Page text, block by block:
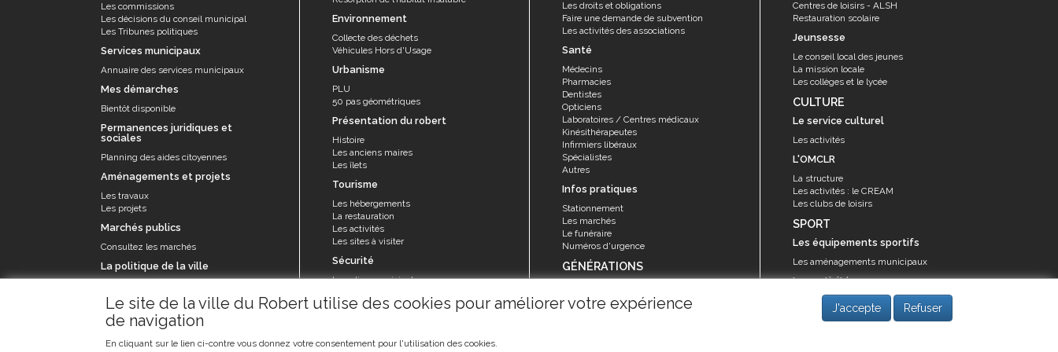
Le site de la ville du Robert utilise des cookies pour améliorer votre expérience
de navigation
En cliquant sur le lien ci-contre vous donnez votre consentement pour l'utilisation des cookies.
J'accepte Refuser
Les associations
Les droits et obligations
Faire une demande de subvention
Les activités des associations
VIE PRATIQUE
Les espaces numériques
Infos sargasse
Toilettes publiques
Stationnement
Les marchés
Le funéraire
SANTÉ
Annuaire santé
Les commissions
Les décisions du conseil municipal
Les Tribunes politiques
Services municipaux
Annuaire des services municipaux
Mes démarches
Bientôt disponible
Permanences juridiques et
sociales
Planning des aides citoyennes
Aménagements et projets
Les travaux
Les projets
Marchés publics
Consultez les marchés
La politique de la ville
Environnement
Collecte des déchets
Véhicules Hors d'Usage
Urbanisme
PLU
50 pas géométriques
Présentation du robert
Histoire
Les anciens maires
Les îlets
Tourisme
Les hébergements
La restauration
Les activités
Les sites à visiter
Sécurité
La police municipale
prévention
Les droits et obligations
Faire une demande de subvention
Les activités des associations
Santé
Médecins
Pharmacies
Dentistes
Opticiens
Laboratoires / Centres médicaux
Kinésithérapeutes
Infirmiers libéraux
Spécialistes
Autres
Infos pratiques
Stationnement
Les marchés
Le funéraire
Numéros d'urgence
GÉNÉRATIONS
Animations et activités
Centres de loisirs - ALSH
Restauration scolaire
Jeunsesse
Le conseil local des jeunes
La mission locale
Les collèges et le lycée
CULTURE
Le service culturel
Les activités
L'OMCLR
La structure
Les activités : le CREAM
Les clubs de loisirs
SPORT
Les équipements sportifs
Les aménagements municipaux
Les activités
Les activités du service des sports
Guide des activités sportives